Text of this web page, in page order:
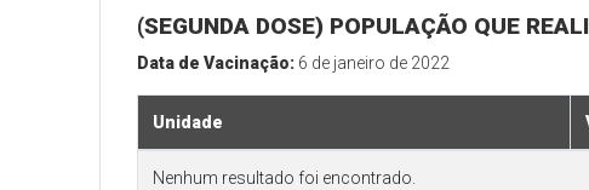
(SEGUNDA DOSE) POPULAÇÃO QUE
Data de Vacinação: 6 de janeiro de 2022
Unidade
Nenhum resultado foi encontrado.